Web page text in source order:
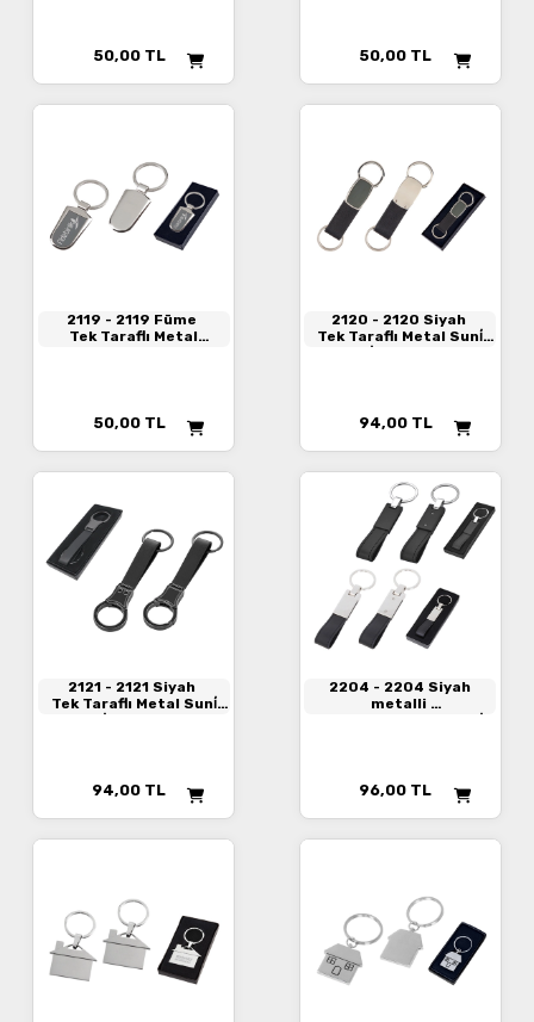
50,00 TL 50,00 TL
2119 - 2119 Füme
Tek Taraflı Metal
50,00 TL
2120 - 2120 Siyah
Tek Taraflı Metal Suni̇
Deri̇ Anahtarlık
94,00 TL
2121 - 2121 Siyah
Tek Taraflı Metal Suni̇
94,00 TL
2204 - 2204 Siyah
metalli
96,00 TL